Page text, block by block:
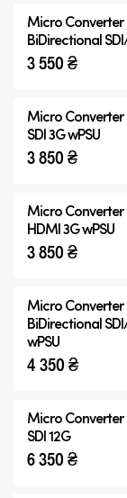
Micro Converter
BiDirectional
3 550 ₴
Micro Converter
SDI 3G wPSU
3 850 ₴
Micro Converter
HDMI 3G wPSU
3 850 ₴
Micro Converter
BiDirectional
wPSU
4 350 ₴
Micro Converter
SDI 12G
6 350 ₴